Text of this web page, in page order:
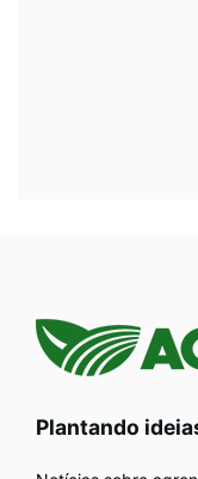
Plantando